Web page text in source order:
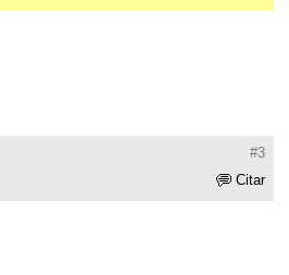
#3
Citar